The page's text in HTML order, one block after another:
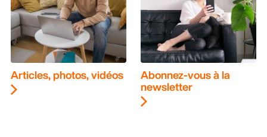
Articles, photos, vidéos Abonnez-vous à la
newsletter